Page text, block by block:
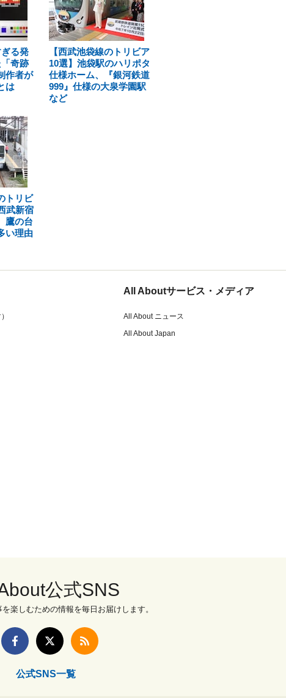
る発
奇跡
作者が
は
【西武池袋線のトリビア
10選】池袋駅のハリポタ
仕様ホーム、『銀河鉄道
999』仕様の大泉学園駅
など
トリビ
武新宿
鷹の台
い理由
All Aboutサービス・メディア
All About ニュース
All About Japan
公式SNS
楽しむための情報を毎日お届けします。
公式SNS一覧